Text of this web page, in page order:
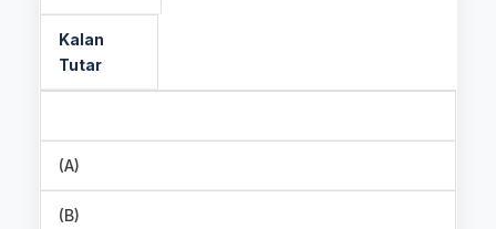
Kalan
Tutar
(A)
(B)